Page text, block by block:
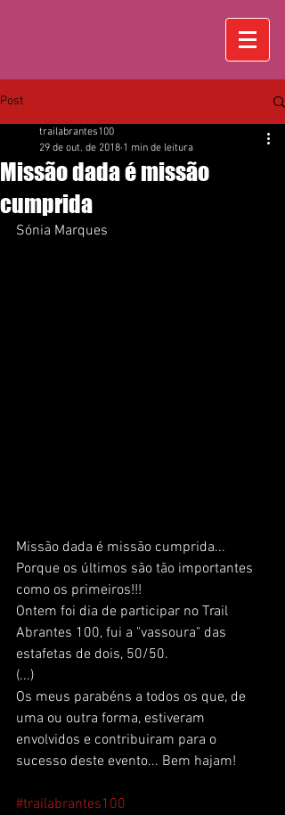
Post
Missão dada é missão
cumprida
trailabrantes100
29 de out. de 2018 1 min de leitura
Sónia Marques
Missão dada é missão cumprida...
Porque os últimos são tão importantes
como os primeiros!!!
Ontem foi dia de participar no Trail
Abrantes 100, fui a "vassoura" das
estafetas de dois, 50/50.
(...)
Os meus parabéns a todos os que, de
uma ou outra forma, estiveram
envolvidos e contribuiram para o
sucesso deste evento... Bem hajam!
#trailabrantes100